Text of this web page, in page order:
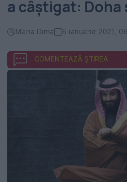
a câștigat: Doha
Maria Dima 6 ianuarie 2021,
COMENTEAZĂ ȘTIREA